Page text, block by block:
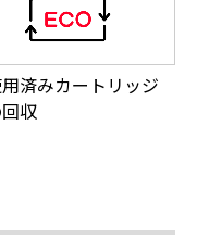
済みカートリッジ
収